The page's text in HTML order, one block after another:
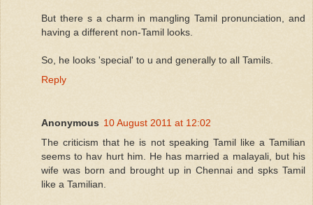
But there s a charm in mangling Tamil pronunciation, and
having a different non-Tamil looks.
So, he looks 'special' to u and generally to all Tamils.
Reply
Anonymous 10 August 2011 at 12:02
The criticism that he is not speaking Tamil like a Tamilian
seems to hav hurt him. He has married a malayali, but his
wife was born and brought up in Chennai and spks Tamil
like a Tamilian.